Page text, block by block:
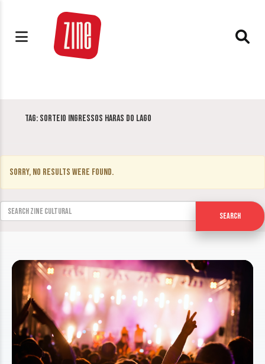
Tag: Sorteio ingressos Haras do Lago
Sorry, no results were found.
Search for:
Search